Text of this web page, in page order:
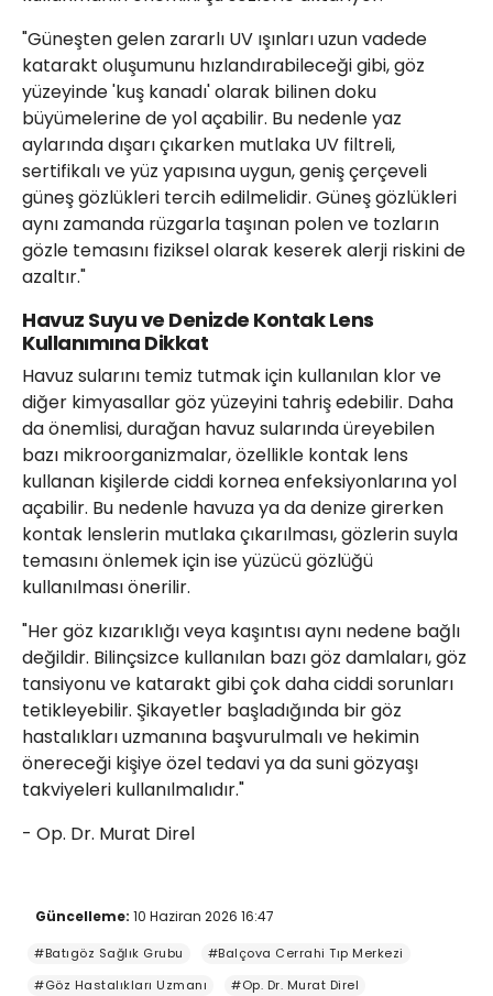
"Güneşten gelen zararlı UV ışınları uzun vadede
katarakt oluşumunu hızlandırabileceği gibi, göz
yüzeyinde 'kuş kanadı' olarak bilinen doku
büyümelerine de yol açabilir. Bu nedenle yaz
aylarında dışarı çıkarken mutlaka UV filtreli,
sertifikalı ve yüz yapısına uygun, geniş çerçeveli
güneş gözlükleri tercih edilmelidir. Güneş gözlükleri
aynı zamanda rüzgarla taşınan polen ve tozların
gözle temasını fiziksel olarak keserek alerji riskini de
azaltır."
Havuz Suyu ve Denizde Kontak Lens
Kullanımına Dikkat
Havuz sularını temiz tutmak için kullanılan klor ve
diğer kimyasallar göz yüzeyini tahriş edebilir. Daha
da önemlisi, durağan havuz sularında üreyebilen
bazı mikroorganizmalar, özellikle kontak lens
kullanan kişilerde ciddi kornea enfeksiyonlarına yol
açabilir. Bu nedenle havuza ya da denize girerken
kontak lenslerin mutlaka çıkarılması, gözlerin suyla
temasını önlemek için ise yüzücü gözlüğü
kullanılması önerilir.
"Her göz kızarıklığı veya kaşıntısı aynı nedene bağlı
değildir. Bilinçsizce kullanılan bazı göz damlaları, göz
tansiyonu ve katarakt gibi çok daha ciddi sorunları
tetikleyebilir. Şikayetler başladığında bir göz
hastalıkları uzmanına başvurulmalı ve hekimin
önereceği kişiye özel tedavi ya da suni gözyaşı
takviyeleri kullanılmalıdır."
- Op. Dr. Murat Direl
Güncelleme: 10 Haziran 2026 16:47
#Batıgöz Sağlık Grubu
#Balçova Cerrahi Tıp Merkezi
#Göz Hastalıkları Uzmanı
#Op. Dr. Murat Direl